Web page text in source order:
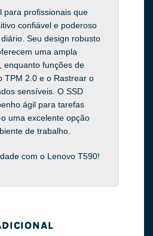
para profissionais que
confiável e poderoso
Seu design robusto
uma ampla
enquanto funções de
TPM 2.0 e o Rastrear o
sensíveis. O SSD
ágil para tarefas
uma excelente opção
de trabalho.
com o Lenovo T590!